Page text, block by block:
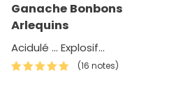
Ganache Bonbons
Arlequins
Acidulé ... Explosif...
(16 notes)